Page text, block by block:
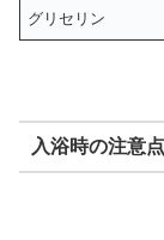
グリセリン
入浴時の注意